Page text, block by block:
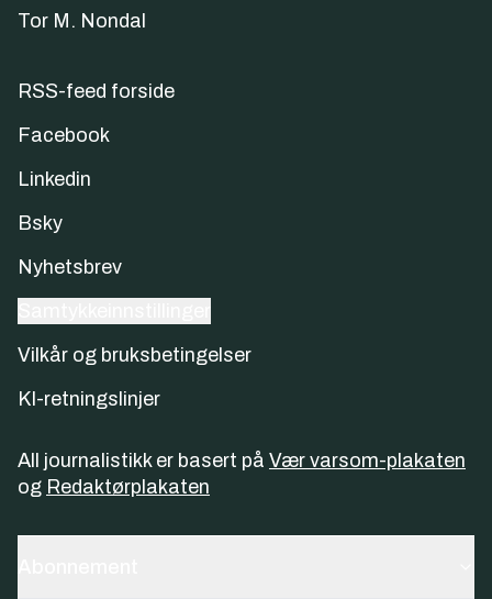
Tor M. Nondal
RSS-feed forside
Facebook
Linkedin
Bsky
Nyhetsbrev
Vilkår og bruksbetingelser
KI-retningslinjer
All journalistikk er basert på Vær varsom-plakaten
og Redaktørplakaten